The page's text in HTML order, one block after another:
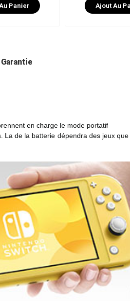
Panier Ajout Au
en charge le mode portatif
La de la batterie dépendra des jeux